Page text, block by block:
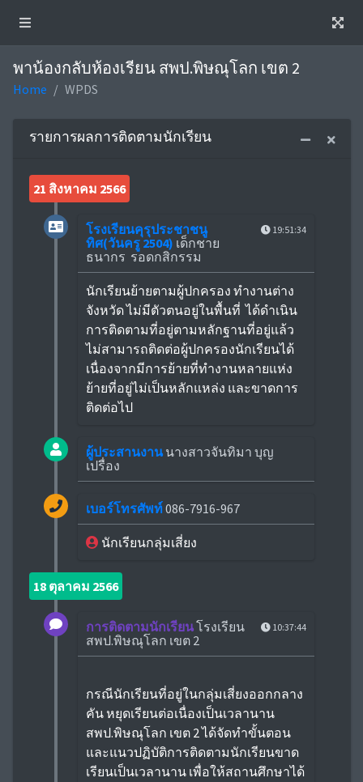
พาน้องกลับห้องเรียน สพป.พิษณุโลก เขต 2
Home WPDS
รายการผลการติดตามนักเรียน
21 สิงหาคม 2566
19:51:34
โรงเรียนคุรุประชาชนู
ทิศ(วันครู 2504) เด็กชาย
ธนากร รอดกสิกรรม
นักเรียนย้ายตามผู้ปกครอง ทำงานต่าง
จังหวัด ไม่มีตัวตนอยู่ในพื้นที่ ได้ดำเนิน
การติดตามที่อยู่ตามหลักฐานที่อยู่แล้ว
ไม่สามารถติดต่อผู้ปกครองนักเรียนได้
เนื่องจากมีการย้ายที่ทำงานหลายแห่ง
ย้ายที่อยู่ไม่เป็นหลักแหล่ง และขาดการ
ติดต่อไป
ผู้ประสานงานนางสาวจันทิมา บุญ
เปรื่อง
เบอร์โทรศัพท์086-7916-967
นักเรียนกลุ่มเสี่ยง
18 ตุลาคม 2566
10:37:44
การติดตามนักเรียนโรงเรียน
สพป.พิษณุโลก เขต 2
กรณีนักเรียนที่อยู่ในกลุ่มเสี่ยงออกกลาง
คัน หยุดเรียนต่อเนื่องเป็นเวลานาน
สพป.พิษณุโลก เขต 2 ได้จัดทำขั้นตอน
และแนวปฏิบัติการติดตามนักเรียนขาด
เรียนเป็นเวลานาน เพื่อให้สถานศึกษาได้